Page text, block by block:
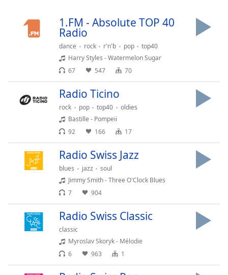
Chapters
Chapters
descriptions
off,
selected
subtitles
settings
opens
1.FM - Absolute TOP 40
Radio
dance rock r'n'b pop
top40
Harry Styles - Watermelon Sugar
67
547 70
Radio Ticino
rock pop top40
oldies
Bastille - Pompeii
92
166 17
Radio Swiss Jazz
blues jazz
soul
Jimmy Smith - Three O'Clock Blues
7
904
Radio Swiss Classic
classic
Myroslav Skoryk - Mélodie
6
963 1